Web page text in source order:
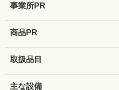
事業所PR
商品PR
取扱品目
主な設備